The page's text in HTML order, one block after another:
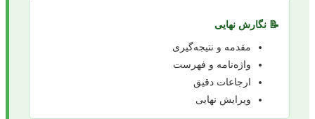
📝 نگارش نهایی
مقدمه و نتیجه‌گیری
واژه‌نامه و فهرست
ارجاعات دقیق
ویرایش نهایی